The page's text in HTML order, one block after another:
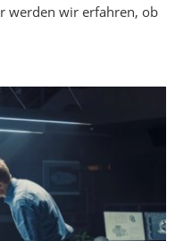
werden wir erfahren, ob